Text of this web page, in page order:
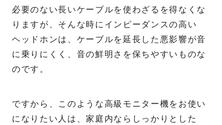
必要のない長いケーブルを使わざるを得なくな
りますが、そんな時にインピーダンスの高い
ヘッドホンは、ケーブルを延長した悪影響が音
に乗りにくく、音の鮮明さを保ちやすいものな
のです。
ですから、このような高級モニター機をお使い
になりたい人は、家庭内ならしっかりとした